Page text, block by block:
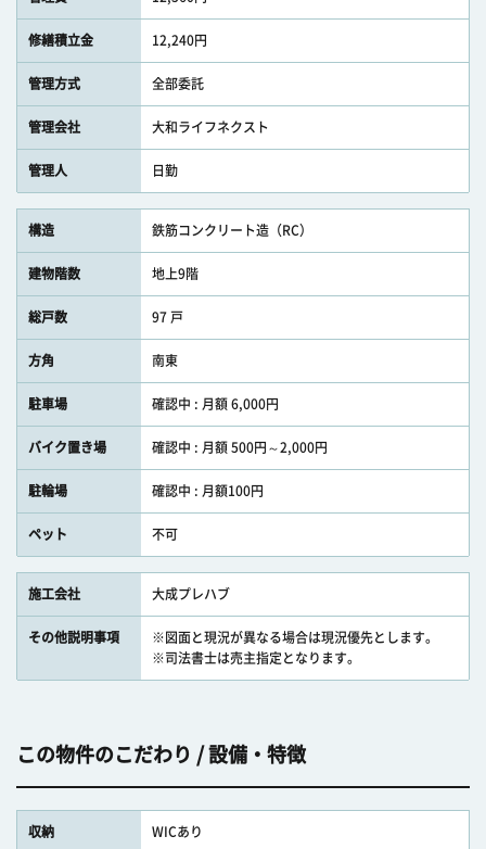
修繕積立金 12,240円
管理方式 全部委託
管理会社 大和ライフネクスト
管理人 日勤
構造 鉄筋コンクリート造（RC）
建物階数 地上9階
総戸数 97 戸
方角 南東
駐車場 確認中 : 月額 6,000円
バイク置き場 確認中 : 月額 500円～2,000円
駐輪場 確認中 : 月額100円
ペット 不可
施工会社 大成プレハブ
その他説明事項
※図面と現況が異なる場合は現況優先とします。
※司法書士は売主指定となります。
この物件のこだわり / 設備・特徴
収納 WICあり